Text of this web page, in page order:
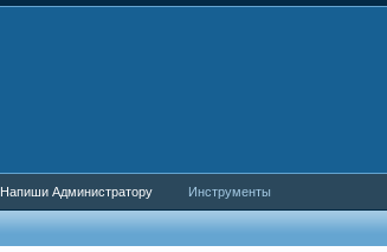
Напиши Администратору Инструменты